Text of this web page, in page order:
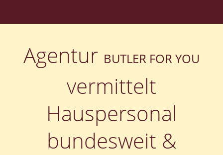
Agentur BUTLER FOR YOU
vermittelt
Hauspersonal
bundesweit &